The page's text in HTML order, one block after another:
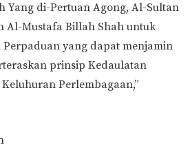
Yang di-Pertuan Agong, Al-Sultan
Al-Mustafa Billah Shah untuk
yang dapat menjamin
prinsip Kedaulatan
Perlembagaan,”